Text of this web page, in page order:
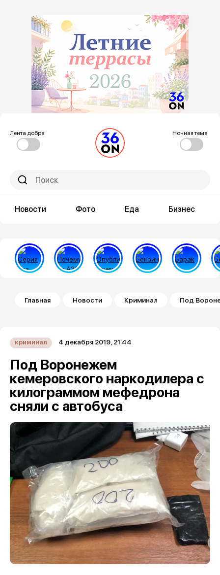
Лента добра Ночная тема
Новости Фото Еда Бизнес
Строка навигации
Главная Новости Криминал Под
криминал 4 декабря 2019, 21:44
Под Воронежем
кемеровского наркодилера с
килограммом мефедрона
сняли с автобуса